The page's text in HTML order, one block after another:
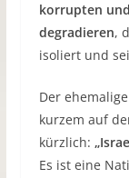
korrupten
degradieren,
isoliert und
Der
kurzem auf
kürzlich:
Es ist eine